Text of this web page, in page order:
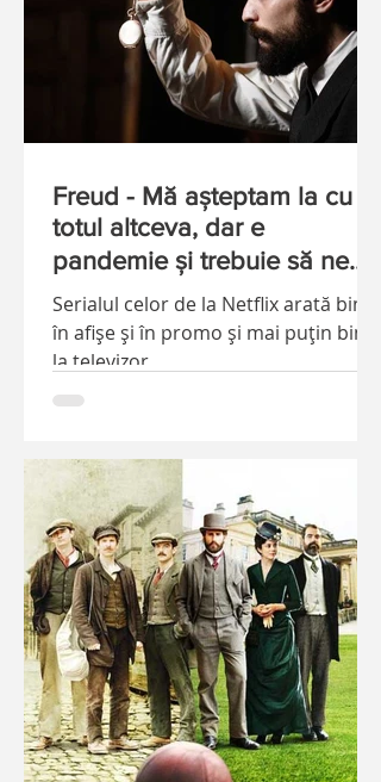
Freud - Mă aşteptam la cu
totul altceva, dar e
pandemie şi trebuie să ne
mulţumim cu ce avem.
Serialul celor de la Netflix arată bine
în afişe şi în promo şi mai puţin bine
la televizor.